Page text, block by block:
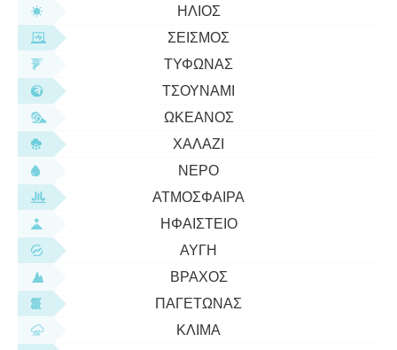
ΉΛΙΟΣ
ΣΕΙΣΜΌΣ
ΤΥΦΏΝΑΣ
ΤΣΟΥΝΆΜΙ
ΩΚΕΑΝΌΣ
ΧΑΛΆΖΙ
ΝΕΡΌ
ΑΤΜΌΣΦΑΙΡΑ
ΗΦΑΊΣΤΕΙΟ
ΑΥΓΉ
ΒΡΆΧΟΣ
ΠΑΓΕΤΏΝΑΣ
ΚΛΊΜΑ